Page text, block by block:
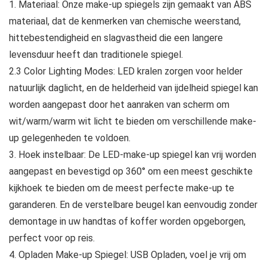
1. Materiaal: Onze make-up spiegels zijn gemaakt van ABS
materiaal, dat de kenmerken van chemische weerstand,
hittebestendigheid en slagvastheid die een langere
levensduur heeft dan traditionele spiegel.
2.3 Color Lighting Modes: LED kralen zorgen voor helder
natuurlijk daglicht, en de helderheid van ijdelheid spiegel kan
worden aangepast door het aanraken van scherm om
wit/warm/warm wit licht te bieden om verschillende make-
up gelegenheden te voldoen.
3. Hoek instelbaar: De LED-make-up spiegel kan vrij worden
aangepast en bevestigd op 360° om een meest geschikte
kijkhoek te bieden om de meest perfecte make-up te
garanderen. En de verstelbare beugel kan eenvoudig zonder
demontage in uw handtas of koffer worden opgeborgen,
perfect voor op reis.
4. Opladen Make-up Spiegel: USB Opladen, voel je vrij om